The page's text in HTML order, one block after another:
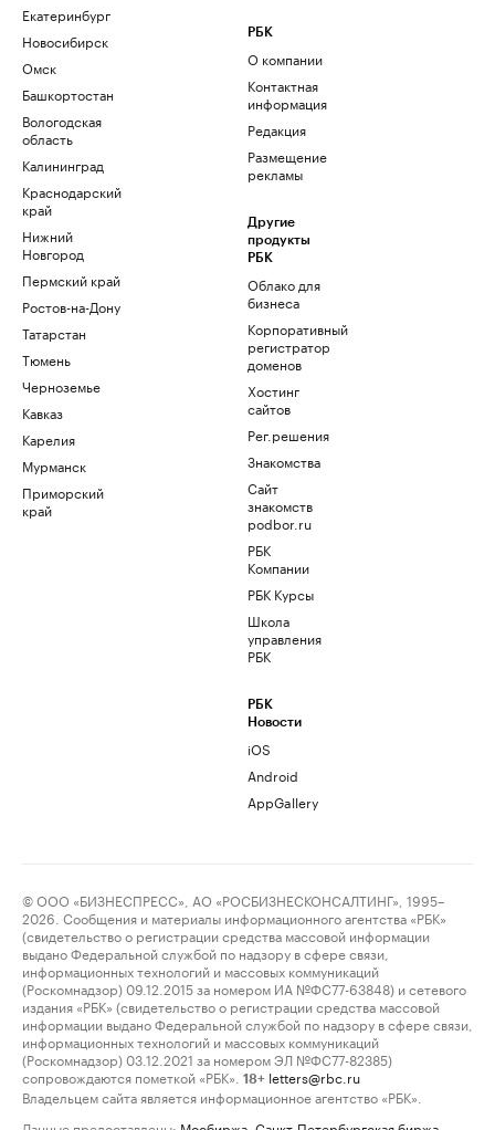
Екатеринбург
Новосибирск
Омск
Башкортостан
Вологодская
область
Калининград
Краснодарский
край
Нижний
Новгород
Пермский край
Ростов-на-Дону
Татарстан
Тюмень
Черноземье
Кавказ
Карелия
Мурманск
Приморский
край
РБК
О компании
Контактная
информация
Редакция
Размещение
рекламы
Другие
продукты
РБК
Облако для
бизнеса
Корпоративный
регистратор
доменов
Хостинг
сайтов
Рег.решения
Знакомства
Сайт
знакомств
podbor.ru
РБК
Компании
РБК Курсы
Школа
управления
РБК
РБК
Новости
iOS
Android
AppGallery
© ООО «БИЗНЕСПРЕСС», АО «РОСБИЗНЕСКОНСАЛТИНГ», 1995–
2026. Сообщения и материалы информационного агентства «РБК»
(свидетельство о регистрации средства массовой информации
выдано Федеральной службой по надзору в сфере связи,
информационных технологий и массовых коммуникаций
(Роскомнадзор) 09.12.2015 за номером ИА №ФС77-63848) и сетевого
издания «РБК» (свидетельство о регистрации средства массовой
информации выдано Федеральной службой по надзору в сфере связи,
информационных технологий и массовых коммуникаций
(Роскомнадзор) 03.12.2021 за номером ЭЛ №ФС77-82385)
сопровождаются пометкой «РБК».
18+ letters@rbc.ru
Владельцем сайта является информационное агентство «РБК».